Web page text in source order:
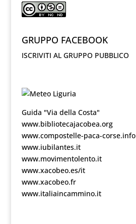
GRUPPO FACEBOOK
ISCRIVITI AL GRUPPO PUBBLICO
Guida "Via della Costa"
www.bibliotecajacobea.org
www.compostelle-paca-corse.info
www.iubilantes.it
www.movimentolento.it
www.xacobeo.es/it
www.xacobeo.fr
www.italiaincammino.it